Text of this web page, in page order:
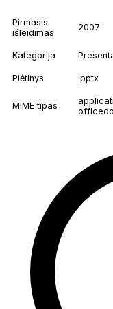
Pirmasis
išleidimas
2007
Kategorija
Plėtinys .pptx
MIME tipas